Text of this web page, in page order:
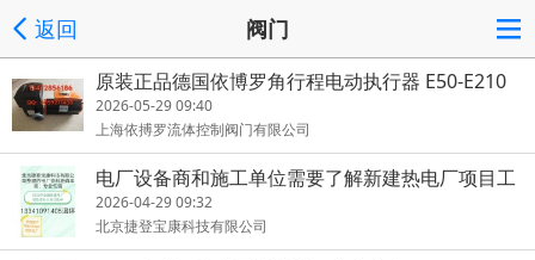
返回 阀门
原装正品德国依博罗角行程电动执行器 E50-E210
2026-05-29 09:40
上海依搏罗流体控制阀门有限公司
电厂设备商和施工单位需要了解新建热电厂项目工
程的看过来
2026-04-29 09:32
北京捷登宝康科技有限公司